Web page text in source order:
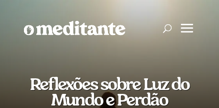
Reflexões sobre Luz do
Mundo e Perdão